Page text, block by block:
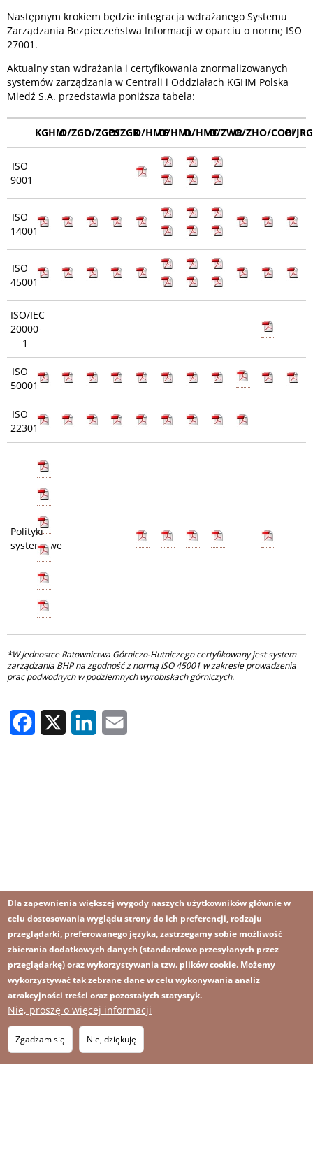
Następnym krokiem będzie integracja wdrażanego Systemu
Zarządzania Bezpieczeństwa Informacji w oparciu o normę ISO
27001.
Aktualny stan wdrażania i certyfikowania znormalizowanych
systemów zarządzania w Centrali i Oddziałach KGHM Polska
Miedź S.A. przedstawia poniższa tabela:
KGHMO/ZGLO/ZGPSO/ZGRO/HMGO/HMLO/HMCO/ZWRO/ZHO/COPI
O/
ISO
9001
ISO
14001
ISO
45001
ISO/IEC
20000-
1
ISO
50001
ISO
22301
Polityki
systemowe
*W Jednostce Ratownictwa Górniczo-Hutniczego certyfikowany jest system
zarządzania BHP na zgodność z normą ISO 45001 w zakresie prowadzenia
prac podwodnych w podziemnych wyrobiskach górniczych.
Facebook LinkedIn
Footer
menu
Zapisz się na newsletter
Obraz
MAPA STRONY
Dla zapewnienia większej wygody naszych użytkowników głównie w
celu dostosowania wyglądu strony do ich preferencji, rodzaju
przeglądarki, preferowanego języka, zastrzegamy sobie możliwość
zbierania dodatkowych danych (standardowo przesyłanych przez
przeglądarkę) oraz wykorzystywania tzw. plików cookie. Możemy
wykorzystywać tak zebrane dane w celu wykonywania analiz
atrakcyjności treści oraz pozostałych statystyk.
Nie, proszę o więcej informacji
Zgadzam się Nie, dziękuję